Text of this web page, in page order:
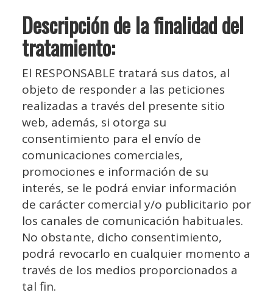
Descripción de la finalidad del
tratamiento:
El RESPONSABLE tratará sus datos, al
objeto de responder a las peticiones
realizadas a través del presente sitio
web, además, si otorga su
consentimiento para el envío de
comunicaciones comerciales,
promociones e información de su
interés, se le podrá enviar información
de carácter comercial y/o publicitario por
los canales de comunicación habituales.
No obstante, dicho consentimiento,
podrá revocarlo en cualquier momento a
través de los medios proporcionados a
tal fin.